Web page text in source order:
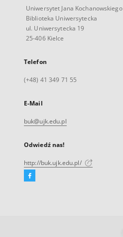
Uniwersytet Jana Kochanowskiego
Biblioteka Uniwersytecka
ul. Uniwersytecka 19
25-406 Kielce
Telefon
(+48) 41 349 71 55
E-Mail
buk@ujk.edu.pl
Odwiedź nas!
http://buk.ujk.edu.pl/
Facebook